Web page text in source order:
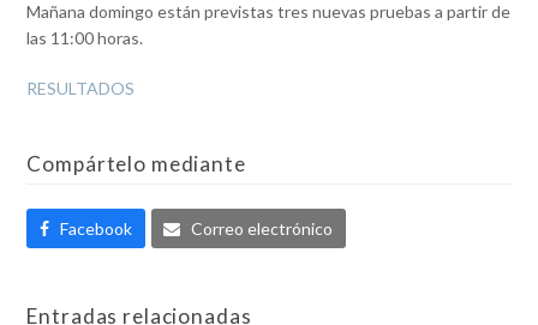
Mañana domingo están previstas tres nuevas pruebas a partir de
las 11:00 horas.
RESULTADOS
Compártelo mediante
Facebook Correo electrónico
Entradas relacionadas